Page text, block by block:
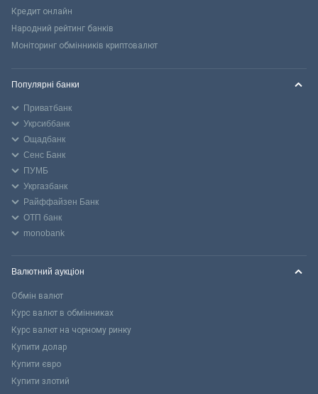
Кредит онлайн
Народний рейтинг банків
Моніторинг обмінників криптовалют
Популярні банки
Приватбанк
Укрсиббанк
Ощадбанк
Сенс Банк
ПУМБ
Укргазбанк
Райффайзен Банк
ОТП банк
monobank
Валютний аукціон
Обмін валют
Курс валют в обмінниках
Курс валют на чорному ринку
Купити долар
Купити євро
Купити злотий